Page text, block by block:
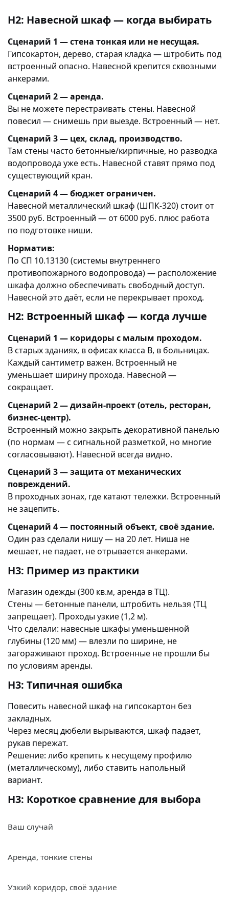
H2: Навесной шкаф — когда выбирать
Сценарий 1 — стена тонкая или не несущая.
Гипсокартон, дерево, старая кладка — штробить под
встроенный опасно. Навесной крепится сквозными
анкерами.
Сценарий 2 — аренда.
Вы не можете перестраивать стены. Навесной
повесил — снимешь при выезде. Встроенный — нет.
Сценарий 3 — цех, склад, производство.
Там стены часто бетонные/кирпичные, но разводка
водопровода уже есть. Навесной ставят прямо под
существующий кран.
Сценарий 4 — бюджет ограничен.
Навесной металлический шкаф (ШПК-320) стоит от
3500 руб. Встроенный — от 6000 руб. плюс работа
по подготовке ниши.
Норматив:
По СП 10.13130 (системы внутреннего
противопожарного водопровода) — расположение
шкафа должно обеспечивать свободный доступ.
Навесной это даёт, если не перекрывает проход.
H2: Встроенный шкаф — когда лучше
Сценарий 1 — коридоры с малым проходом.
В старых зданиях, в офисах класса B, в больницах.
Каждый сантиметр важен. Встроенный не
уменьшает ширину прохода. Навесной —
сокращает.
Сценарий 2 — дизайн-проект (отель, ресторан,
бизнес-центр).
Встроенный можно закрыть декоративной панелью
(по нормам — с сигнальной разметкой, но многие
согласовывают). Навесной всегда видно.
Сценарий 3 — защита от механических
повреждений.
В проходных зонах, где катают тележки. Встроенный
не зацепить.
Сценарий 4 — постоянный объект, своё здание.
Один раз сделали нишу — на 20 лет. Ниша не
мешает, не падает, не отрывается анкерами.
H3: Пример из практики
Магазин одежды (300 кв.м, аренда в ТЦ).
Стены — бетонные панели, штробить нельзя (ТЦ
запрещает). Проходы узкие (1,2 м).
Что сделали: навесные шкафы уменьшенной
глубины (120 мм) — влезли по ширине, не
загораживают проход. Встроенные не прошли бы
по условиям аренды.
H3: Типичная ошибка
Повесить навесной шкаф на гипсокартон без
закладных.
Через месяц дюбели вырываются, шкаф падает,
рукав пережат.
Решение: либо крепить к несущему профилю
(металлическому), либо ставить напольный
вариант.
H3: Короткое сравнение для выбора
Ваш случай
Аренда, тонкие стены
Узкий коридор, своё здание